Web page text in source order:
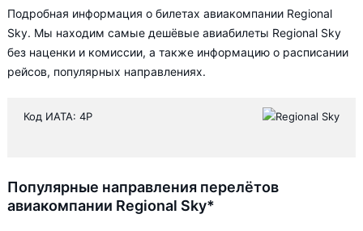
Подробная информация о билетах авиакомпании Regional
Sky. Мы находим самые дешёвые авиабилеты Regional Sky
без наценки и комиссии, а также информацию о расписании
рейсов, популярных направлениях.
Код ИАТА: 4P
Популярные направления перелётов
авиакомпании Regional Sky*